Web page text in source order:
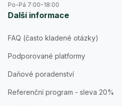
Po-Pá 7:00-18:00
Další informace
FAQ (často kladené otázky)
Podporované platformy
Daňové poradenství
Referenční program - sleva 20%